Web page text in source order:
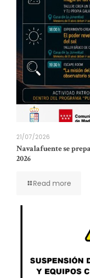
21/07/2026
Navalafuente se
2026
Read more